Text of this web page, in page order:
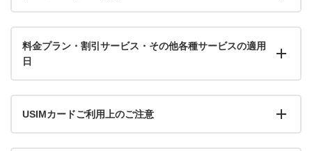
料金プラン・割引サービス・その他各種サービスの適用
日
USIMカードご利用上のご注意